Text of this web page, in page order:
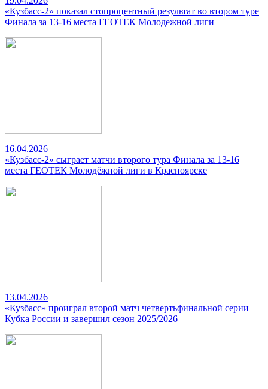
«Кузбасс-2» показал стопроцентный результат во втором туре
Финала за 13-16 места ГЕОТЕК Молодежной лиги
16.04.2026
«Кузбасс-2» сыграет матчи второго тура Финала за 13-16
места ГЕОТЕК Молодёжной лиги в Красноярске
13.04.2026
«Кузбасс» проиграл второй матч четвертьфинальной серии
Кубка России и завершил сезон 2025/2026